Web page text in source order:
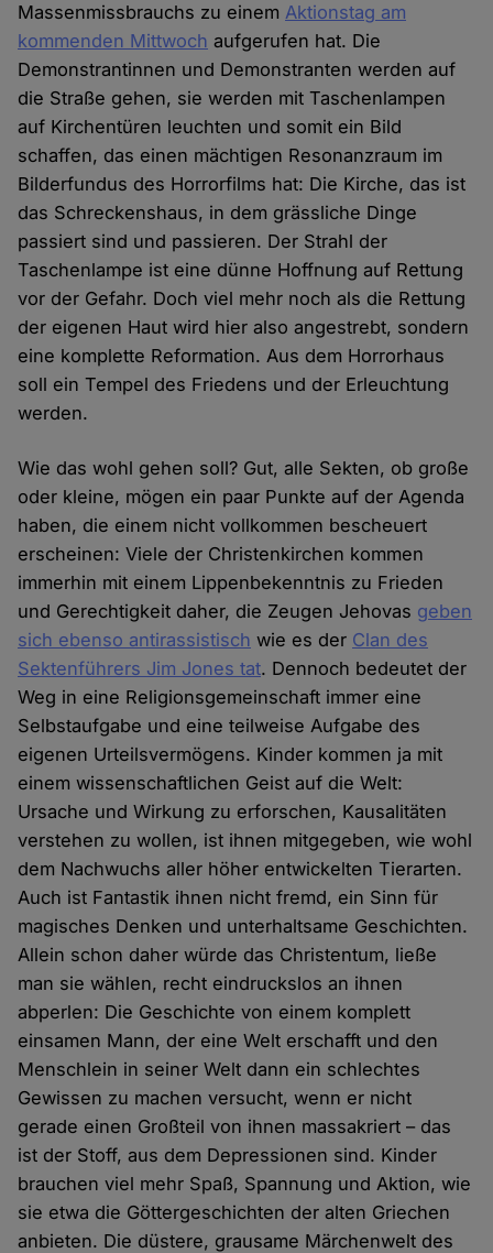
Massenmissbrauchs zu einemAktionstag am
kommenden Mittwoch aufgerufen hat. Die
Demonstrantinnen und Demonstranten werden auf
die Straße gehen, sie werden mit Taschenlampen
auf Kirchentüren leuchten und somit ein Bild
schaffen, das einen mächtigen Resonanzraum im
Bilderfundus des Horrorfilms hat: Die Kirche, das ist
das Schreckenshaus, in dem grässliche Dinge
passiert sind und passieren. Der Strahl der
Taschenlampe ist eine dünne Hoffnung auf Rettung
vor der Gefahr. Doch viel mehr noch als die Rettung
der eigenen Haut wird hier also angestrebt, sondern
eine komplette Reformation. Aus dem Horrorhaus
soll ein Tempel des Friedens und der Erleuchtung
werden.
Wie das wohl gehen soll? Gut, alle Sekten, ob große
oder kleine, mögen ein paar Punkte auf der Agenda
haben, die einem nicht vollkommen bescheuert
erscheinen: Viele der Christenkirchen kommen
immerhin mit einem Lippenbekenntnis zu Frieden
und Gerechtigkeit daher, die Zeugen Jehovas geben
sich ebenso antirassistisch wie es der Clan des
Sektenführers Jim Jones tat. Dennoch bedeutet der
Weg in eine Religionsgemeinschaft immer eine
Selbstaufgabe und eine teilweise Aufgabe des
eigenen Urteilsvermögens. Kinder kommen ja mit
einem wissenschaftlichen Geist auf die Welt:
Ursache und Wirkung zu erforschen, Kausalitäten
verstehen zu wollen, ist ihnen mitgegeben, wie wohl
dem Nachwuchs aller höher entwickelten Tierarten.
Auch ist Fantastik ihnen nicht fremd, ein Sinn für
magisches Denken und unterhaltsame Geschichten.
Allein schon daher würde das Christentum, ließe
man sie wählen, recht eindruckslos an ihnen
abperlen: Die Geschichte von einem komplett
einsamen Mann, der eine Welt erschafft und den
Menschlein in seiner Welt dann ein schlechtes
Gewissen zu machen versucht, wenn er nicht
gerade einen Großteil von ihnen massakriert – das
ist der Stoff, aus dem Depressionen sind. Kinder
brauchen viel mehr Spaß, Spannung und Aktion, wie
sie etwa die Göttergeschichten der alten Griechen
anbieten. Die düstere, grausame Märchenwelt des